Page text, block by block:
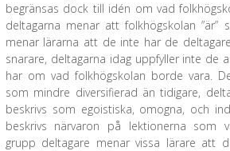
begränsas dock till idén om vad
deltagarna menar att folkhögskolan ”är”
menar lärarna att de inte har de
snarare, deltagarna idag uppfyller inte de
har om vad folkhögskolan borde vara.
som mindre diversifierad än tidigare,
beskrivs som egoistiska, omogna, och
beskrivs närvaron på lektionerna som
grupp deltagare menar vissa lärare att